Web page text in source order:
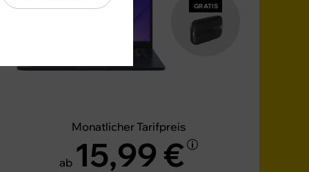
GRATIS
Monatlicher Tarifpreis
ab 15,99 €